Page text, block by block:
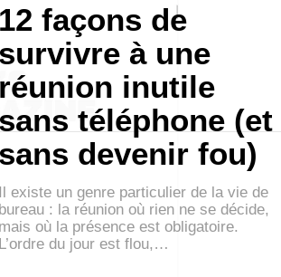
12 façons de
survivre à une
réunion inutile
sans téléphone (et
sans devenir fou)
Il existe un genre particulier de la vie de
bureau : la réunion où rien ne se décide,
mais où la présence est obligatoire.
L’ordre du jour est flou,…